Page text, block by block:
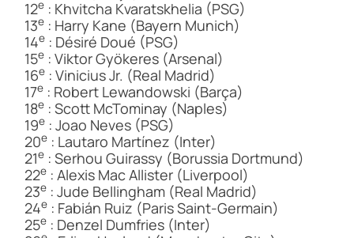
12e : Khvitcha Kvaratskhelia (PSG)
13e : Harry Kane (Bayern Munich)
14e : Désiré Doué (PSG)
15e : Viktor Gyökeres (Arsenal)
16e : Vinicius Jr. (Real Madrid)
17e : Robert Lewandowski (Barça)
18e : Scott McTominay (Naples)
19e : Joao Neves (PSG)
20e : Lautaro Martínez (Inter)
21e : Serhou Guirassy (Borussia Dortmund)
22e : Alexis Mac Allister (Liverpool)
23e : Jude Bellingham (Real Madrid)
24e : Fabián Ruiz (Paris Saint-Germain)
25e : Denzel Dumfries (Inter)